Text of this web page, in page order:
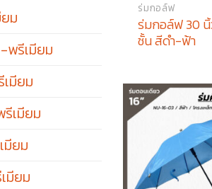
ม
พรีเมียม
มียม
เมียม
มียม
มียม
ร่มกอล์ฟ
ร่มกอล์ฟ 30
ชั้น สีดำ-ฟ้า